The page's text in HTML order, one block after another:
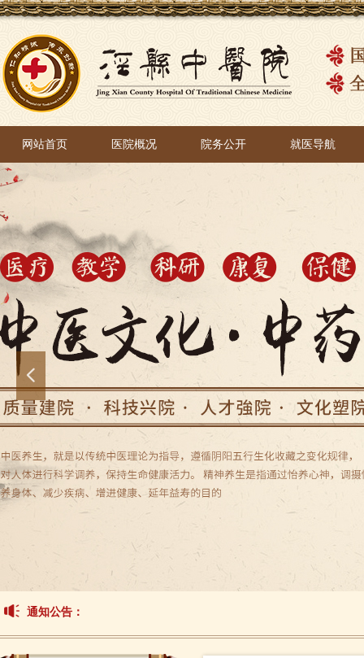
넳
通知公告：
网站首页
网站首页
医院概况 院务公开 就医导航